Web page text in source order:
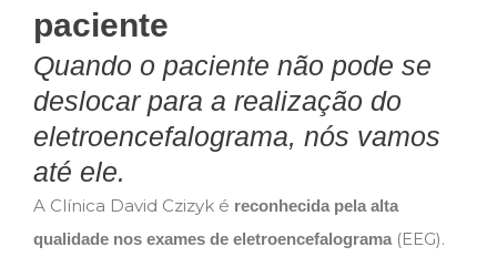
paciente
Quando o paciente não pode se
deslocar para a realização do
eletroencefalograma, nós vamos
até ele.
A Clínica David Czizyk é reconhecida pela alta
qualidade nos exames de eletroencefalograma(EEG).